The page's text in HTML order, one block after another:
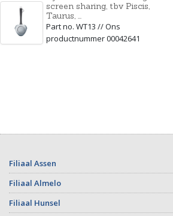
screen sharing, tbv Piscis,
Taurus, ...
Part no. WT13 // Ons
productnummer 00042641
Filiaal Assen
Filiaal Almelo
Filiaal Hunsel